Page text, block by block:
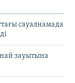
сауалнамада
зауытына